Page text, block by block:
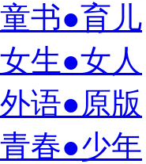
书●育儿
生●女人
语●原版
春●少年